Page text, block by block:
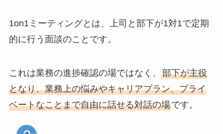
1on1ミーティングとは、上司と部下が1対1で定期
的に行う面談のことです。
これは業務の進捗確認の場ではなく、 部下が主役
となり、業務上の悩みやキャリアプラン、プライ
ベートなことまで自由に話せる対話の場です。